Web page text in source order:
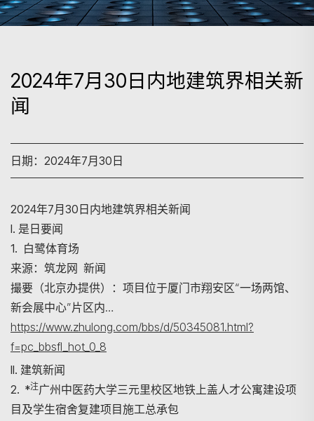
2024年7月30日内地建筑界相关新
闻
日期：2024年7月30日
2024年7月30日内地建筑界相关新闻
I. 是日要闻
1. 白鹭体育场
来源：筑龙网 新闻
撮要（北京办提供）：项目位于厦门市翔安区“一场两馆、
新会展中心”片区内…
https://www.zhulong.com/bbs/d/50345081.html?
f=pc_bbsfl_hot_0_8
II. 建筑新闻
2. *注广州中医药大学三元里校区地铁上盖人才公寓建设项
目及学生宿舍复建项目施工总承包